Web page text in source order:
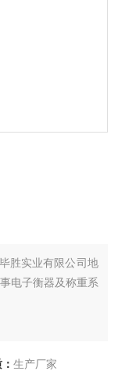
胜实业有限公司地
电子衡器及称重系
生产厂家